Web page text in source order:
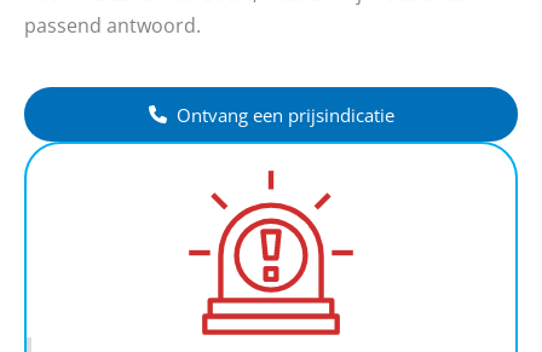
passend antwoord.
Ontvang een prijsindicatie